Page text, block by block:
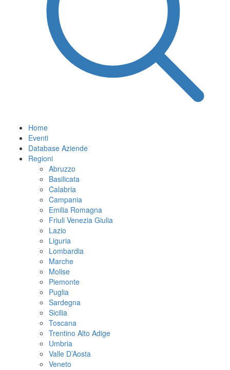
Home
Eventi
Database Aziende
Regioni
Abruzzo
Basilicata
Calabria
Campania
Emilia Romagna
Friuli Venezia Giulia
Lazio
Liguria
Lombardia
Marche
Molise
Piemonte
Puglia
Sardegna
Sicilia
Toscana
Trentino Alto Adige
Umbria
Valle D’Aosta
Veneto